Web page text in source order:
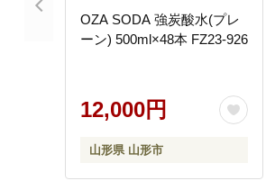
OZA SODA 強炭酸水(プレ
ーン) 500ml×48本 FZ23-926
12,000円
山形県 山形市